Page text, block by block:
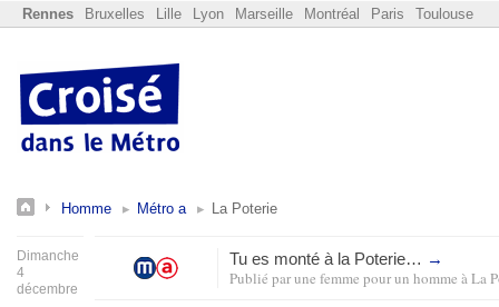
Rennes Bruxelles Lille Lyon Marseille Montréal Paris Toulouse
Homme Métro a La Poterie
Dimanche
4
décembre
Tu es monté à la Poterie… →
Publié parune femme pour un homme àLa